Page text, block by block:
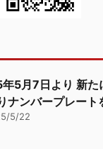
5月7日より 新た
ナンバープレート
5/22